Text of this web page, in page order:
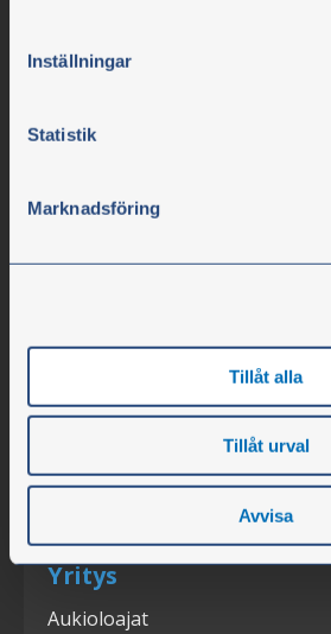
samtycke klickar du på ”Cookie-
Inställningar
Statistik
Marknadsföring
Tillåt alla
Tillåt urval
Avvisa
Olssons i Ellös
Olssons i Ellös AB
Puh. +46 304 75 10 50
info@olssonparts.com
Y-tunnus 556617-0154
Yritys
Aukioloajat